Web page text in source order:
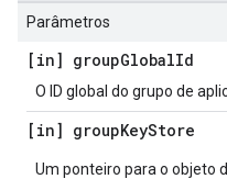
Parâmetros
[in] groupGlobalId
O ID global do grupo de
[in] groupKeyStore
Um ponteiro para o objeto